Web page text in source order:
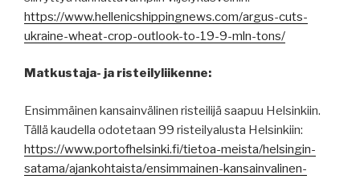
https://www.hellenicshippingnews.com/argus-cuts-
ukraine-wheat-crop-outlook-to-19-9-mln-tons/
Matkustaja- ja risteilyliikenne:
Ensimmäinen kansainvälinen risteilijä saapuu Helsinkiin.
Tällä kaudella odotetaan 99 risteilyalusta Helsinkiin:
https://www.portofhelsinki.fi/tietoa-meista/helsingin-
satama/ajankohtaista/ensimmainen-kansainvalinen-